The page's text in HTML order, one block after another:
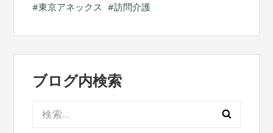
東京アネックス
訪問介護
ブログ内検索